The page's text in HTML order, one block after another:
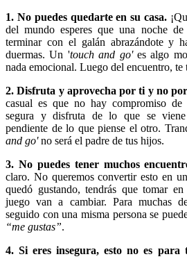
1. No puedes quedarte en su casa.
del mundo esperes que una noche de
terminar con el galán abrazándote y
duermas. Un 'touch and go'es algo
nada emocional. Luego del encuentro, te
2. Disfruta y aprovecha por ti y no
casual es que no hay compromiso
segura y disfruta de lo que se viene
pendiente de lo que piense el otro.
and go'no será el padre de tus hijos.
3. No puedes tener muchos
claro. No queremos convertir esto en
quedó gustando, tendrás que tomar
juego van a cambiar. Para muchas
seguido con una misma persona se
“me gustas”.
4. Si eres insegura, esto no es para